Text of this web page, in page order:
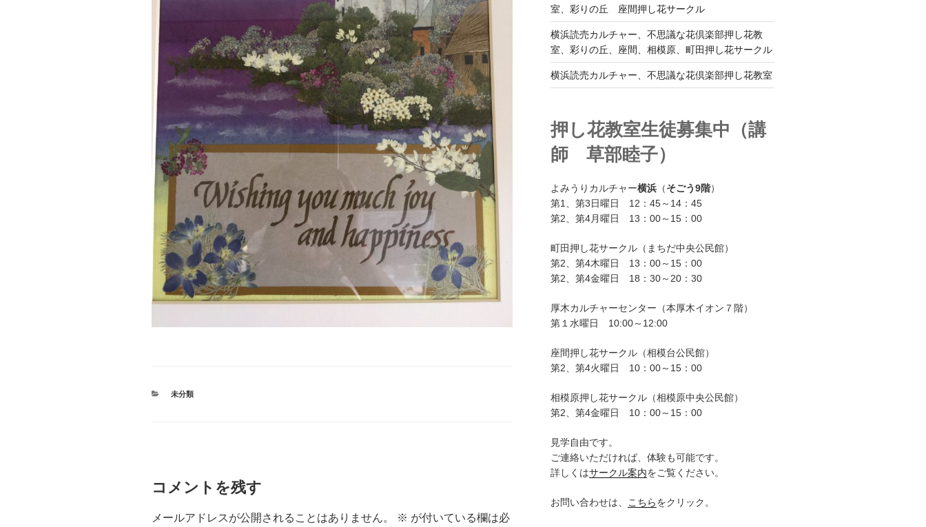
カ
未分類
コメントを残す
メールアドレスが公開されることはありません。 ※ が付いている欄は必
室、彩りの丘 座間押し花サークル
横浜読売カルチャー、不思議な花倶楽部押し花教
室、彩りの丘、座間、相模原、町田押し花サークル
横浜読売カルチャー、不思議な花倶楽部押し花教室
押し花教室生徒募集中（講
師 草部睦子）
よみうりカルチャー横浜（そごう9階）
第1、第3日曜日 12：45～14：45
第2、第4月曜日 13：00～15：00
町田押し花サークル（まちだ中央公民館）
第2、第4木曜日 13：00～15：00
第2、第4金曜日 18：30～20：30
厚木カルチャーセンター（本厚木イオン７階）
第１水曜日 10:00～12:00
座間押し花サークル（相模台公民館）
第2、第4火曜日 10：00～15：00
相模原押し花サークル（相模原中央公民館）
第2、第4金曜日 10：00～15：00
見学自由です。
ご連絡いただければ、体験も可能です。
詳しくはサークル案内をご覧ください。
お問い合わせは、 こちらをクリック。